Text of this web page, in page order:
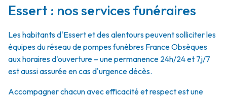
Essert : nos services funéraires
Les habitants d'Essert et des alentours peuvent solliciter les
équipes du réseau de pompes funèbres France Obsèques
aux horaires d'ouverture – une permanence 24h/24 et 7j/7
est aussi assurée en cas d'urgence décès.
Accompagner chacun avec efficacité et respect est une